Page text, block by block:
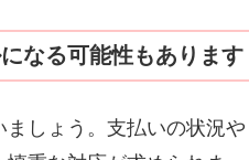
なる可能性もあります
しょう。支払いの状況や